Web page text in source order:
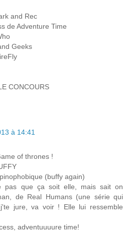
and Rec
de Adventure Time
Geeks
CONCOURS
à 14:41
of thrones !
(buffy again)
pas que ça soit elle, mais sait on
de Real Humans (une série qui
jure, va voir ! Elle lui ressemble
adventuuuure time!